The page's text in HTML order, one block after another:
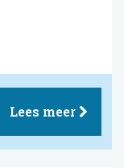
Lees meer